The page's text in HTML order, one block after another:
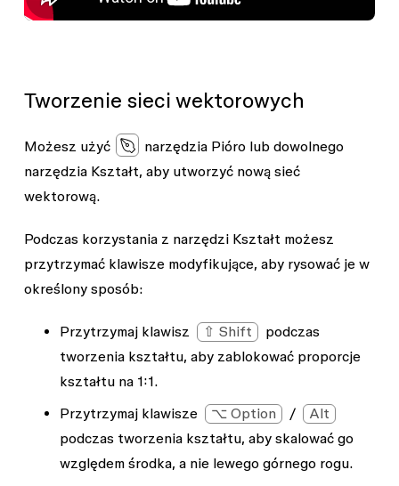
Tworzenie sieci wektorowych
Możesz użyć narzędzia Pióro lub dowolnego
narzędzia Kształt, aby utworzyć nową sieć
wektorową.
Podczas korzystania z narzędzi Kształt możesz
przytrzymać klawisze modyfikujące, aby rysować je w
określony sposób:
Przytrzymaj klawisz ⇧ Shift
podczas
tworzenia kształtu, aby zablokować proporcje
kształtu na 1:1.
Przytrzymaj klawisze
⌥ Option /
Alt
podczas tworzenia kształtu, aby skalować go
względem środka, a nie lewego górnego rogu.